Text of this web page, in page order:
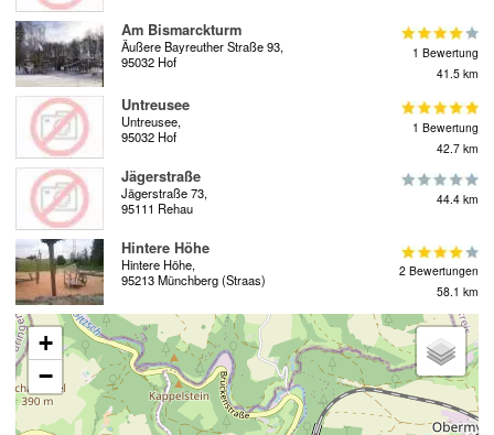
Am Bismarckturm
Äußere Bayreuther Straße 93,
95032 Hof
1 Bewertung
41.5 km
Untreusee
Untreusee,
95032 Hof
1 Bewertung
42.7 km
Jägerstraße
Jägerstraße 73,
95111 Rehau
44.4 km
Hintere Höhe
Hintere Höhe,
95213 Münchberg (Straas)
2 Bewertungen
58.1 km
+
−